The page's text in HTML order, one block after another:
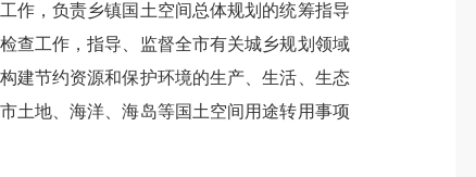
作，负责乡镇国土空间总体规划的统筹指导
查工作，指导、监督全市有关城乡规划领域
建节约资源和保护环境的生产、生活、生态
土地、海洋、海岛等国土空间用途转用事项